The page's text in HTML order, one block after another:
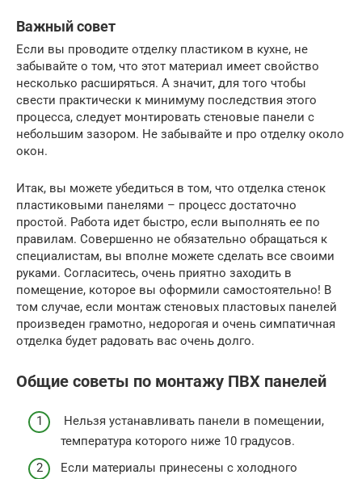
Важный совет
Если вы проводите отделку пластиком в кухне, не
забывайте о том, что этот материал имеет свойство
несколько расширяться. А значит, для того чтобы
свести практически к минимуму последствия этого
процесса, следует монтировать стеновые панели с
небольшим зазором. Не забывайте и про отделку около
окон.
Итак, вы можете убедиться в том, что отделка стенок
пластиковыми панелями – процесс достаточно
простой. Работа идет быстро, если выполнять ее по
правилам. Совершенно не обязательно обращаться к
специалистам, вы вполне можете сделать все своими
руками. Согласитесь, очень приятно заходить в
помещение, которое вы оформили самостоятельно! В
том случае, если монтаж стеновых пластовых панелей
произведен грамотно, недорогая и очень симпатичная
отделка будет радовать вас очень долго.
Общие советы по монтажу ПВХ панелей
Нельзя устанавливать панели в помещении,
температура которого ниже 10 градусов.
Если материалы принесены с холодного